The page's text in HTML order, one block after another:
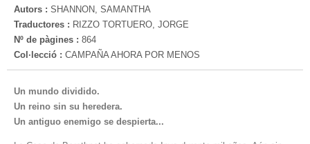
Autors : SHANNON, SAMANTHA
Traductores : RIZZO TORTUERO, JORGE
Nº de pàgines : 864
Col·lecció : CAMPAÑA AHORA POR MENOS
Un mundo dividido.
Un reino sin su heredera.
Un antiguo enemigo se despierta...